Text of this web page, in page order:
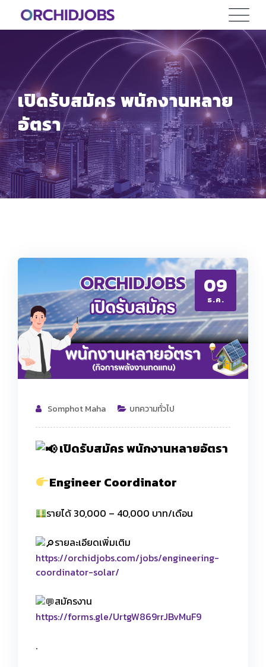
เปิดรับสมัคร พนักงานหลาย
อัตรา
09
ธ.ค.
Somphot Maha บทความทั่วไป
เปิดรับสมัคร พนักงานหลายอัตรา
Engineer Coordinator
รายได้ 30,000 – 40,000 บาท/เดือน
รายละเอียดเพิ่มเติม
https://orchidjobs.com/jobs/engineering-
coordinator-solar/
สมัครงาน
https://forms.gle/UrtgW869rrJBvMuF9
.